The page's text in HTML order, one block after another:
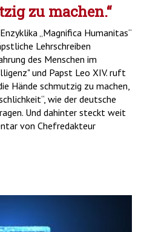
zu machen.“
„Magnifica Humanitas“
Lehrschreiben
des Menschen im
und Papst Leo XIV. ruft
Hände schmutzig zu machen,
wie der deutsche
Und dahinter steckt weit
von Chefredakteur